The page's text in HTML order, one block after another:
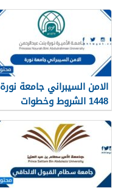
الامن السيبراني جامعة نورة
1448 الشروط وخطوات
التقديم